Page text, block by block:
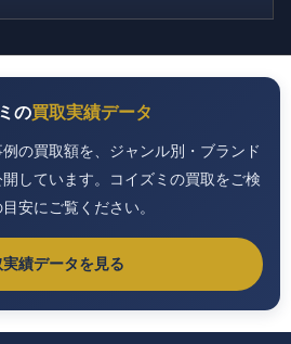
の買取実績データ
の買取額を、ジャンル別・ブランド
しています。コイズミの買取をご検
安にご覧ください。
実績データを見る